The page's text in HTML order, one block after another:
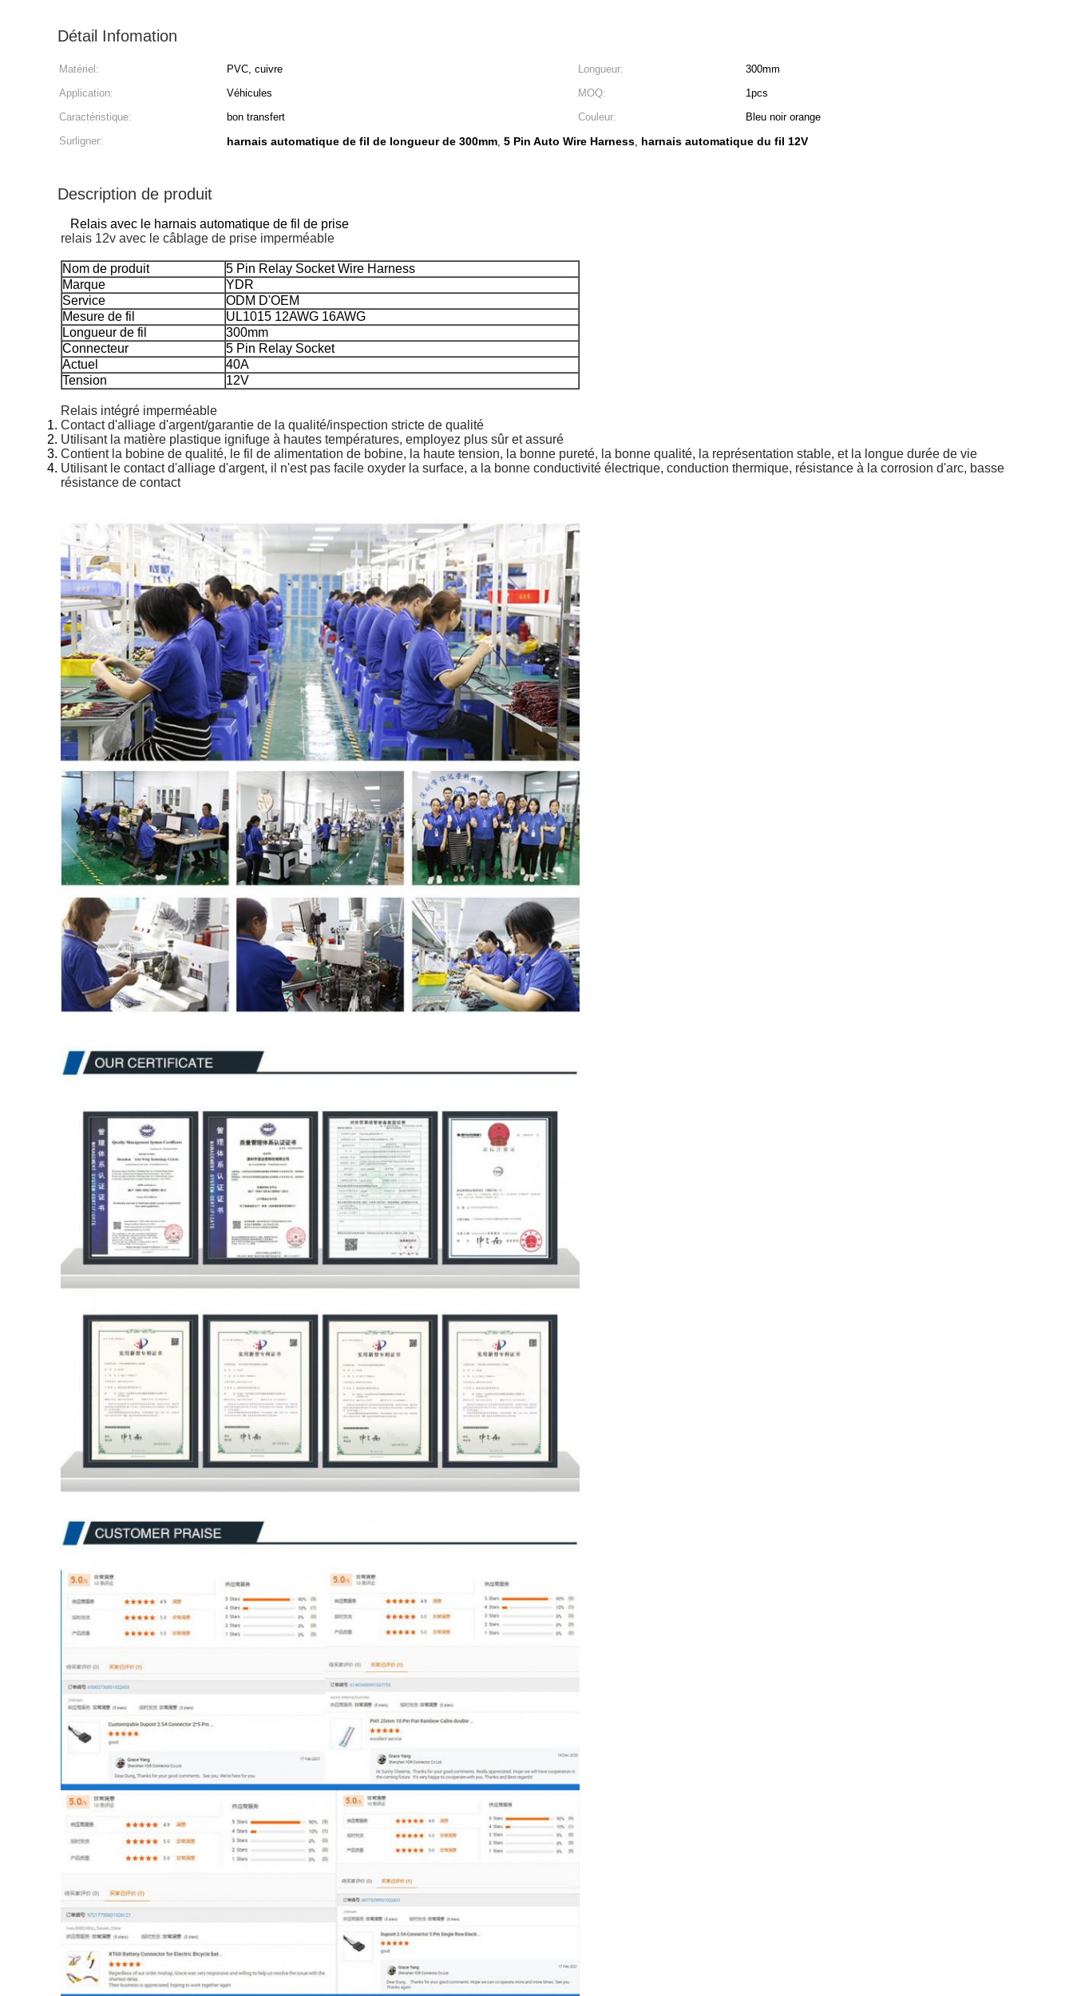
Laisser un message
Nous vous rappellerons bientôt!
Détail Infomation
Matériel: PVC, cuivre Longueur:
300mm
Application:
Véhicules MOQ:
1pcs
Caractéristique:
bon transfert Couleur:
Bleu noir orange
Surligner:
harnais automatique de fil de longueur de 300mm, 5 Pin Auto Wire Harness, harnais automatique du fil 12V
Description de produit
Relais avec le harnais automatique de fil de prise
relais 12v avec le câblage de prise imperméable
Nom de produit
5 Pin Relay Socket Wire Harness
Marque
YDR
Service
ODM D'OEM
Mesure de fil
UL1015 12AWG 16AWG
Longueur de fil
300mm
Connecteur
5 Pin Relay Socket
Actuel
40A
Tension
12V
Relais intégré imperméable
Contact d'alliage d'argent/garantie de la qualité/inspection stricte de qualité
Utilisant la matière plastique ignifuge à hautes températures, employez plus sûr et assuré
Contient la bobine de qualité, le fil de alimentation de bobine, la haute tension, la bonne pureté, la bonne qualité, la représentation stable, et la longue durée de vie
Utilisant le contact d'alliage d'argent, il n'est pas facile oxyder la surface, a la bonne conductivité électrique, conduction thermique, résistance à la corrosion d'arc, basse
résistance de contact